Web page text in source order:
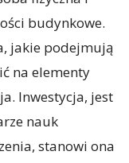
budynkowe.
jakie podejmują
na elementy
Inwestycja, jest
nauk
stanowi ona